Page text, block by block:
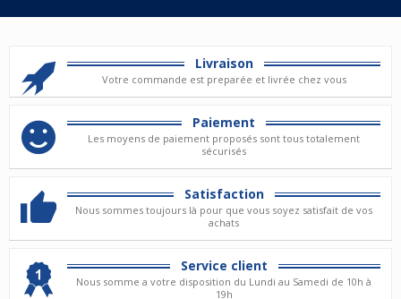
Livraison
Votre commande est preparée et livrée chez vous
Paiement
Les moyens de paiement proposés sont tous totalement
sécurisés
Satisfaction
Nous sommes toujours là pour que vous soyez satisfait de vos
achats
Service client
Nous somme a votre disposition du Lundi au Samedi de 10h à
19h